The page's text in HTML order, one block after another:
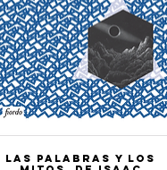
Vista rápida
Las palabras y los